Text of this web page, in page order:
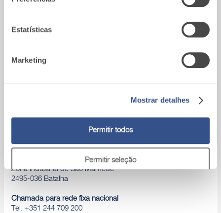
Estatísticas
Marketing
Mostrar detalhes
Permitir todos
Permitir seleção
Zona Industrial de São Mamede
2495-036 Batalha
Chamada para rede fixa nacional
Tel. +351 244 709 200